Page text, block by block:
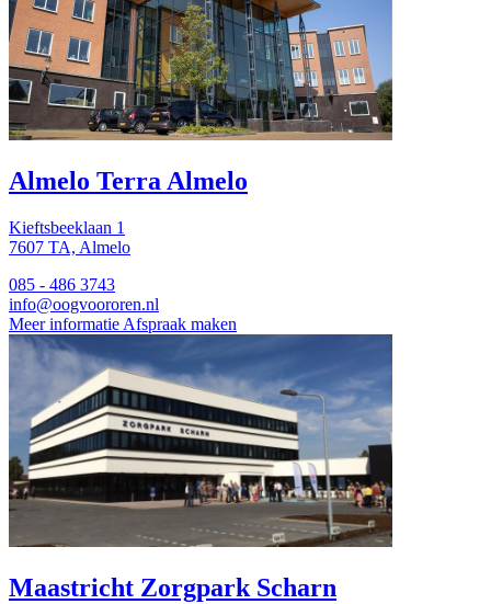
Almelo Terra Almelo
Kieftsbeeklaan 1
7607 TA, Almelo
085 - 486 3743
info@oogvoororen.nl
Meer informatie Afspraak maken
Maastricht Zorgpark Scharn